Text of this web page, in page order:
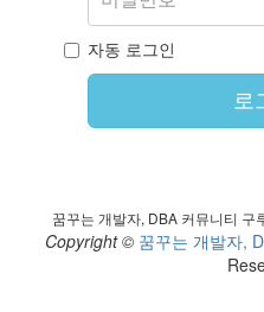
자동 로그인
로
꿈꾸는 개발자, DBA 커뮤니티 구
Copyright © 꿈꾸는 개발자,